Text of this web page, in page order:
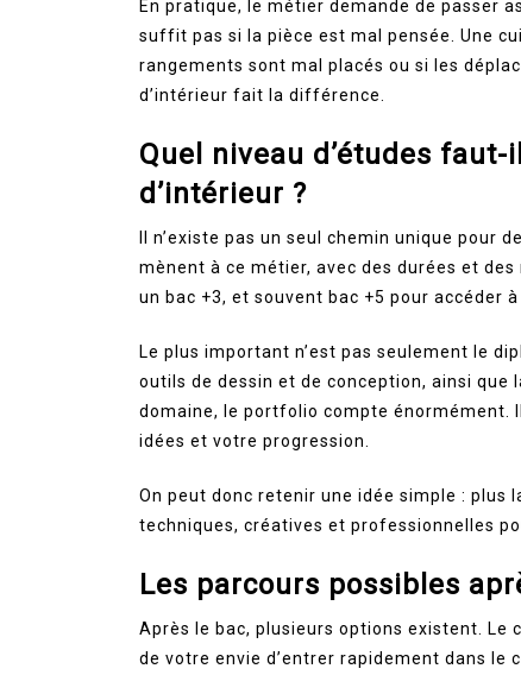
En pratique, le métier demande de passer
suffit pas si la pièce est mal pensée. Une
rangements sont mal placés ou si les
d’intérieur fait la différence.
Quel niveau d’études
d’intérieur ?
Il n’existe pas un seul chemin unique pour
mènent à ce métier, avec des durées et
un bac +3, et souvent bac +5 pour accéder
Le plus important n’est pas seulement le
outils de dessin et de conception, ainsi que
domaine, le portfolio compte énormément.
idées et votre progression.
On peut donc retenir une idée simple : plus
techniques, créatives et professionnelles
Les parcours possibles
Après le bac, plusieurs options existent. Le
de votre envie d’entrer rapidement dans le